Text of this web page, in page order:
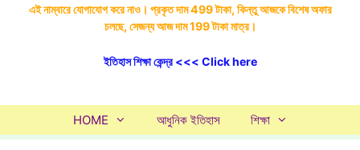
এই নাম্বারে যোগাযোগ করে নাও। প্রকৃত দাম 499 টাকা, কিন্তু আজকে বিশেষ অফার
চলছে, সেজন্য আজ দাম 199 টাকা মাত্র।
ইতিহাস শিক্ষা কেন্দ্র <<< Click here
HOME আধুনিক ইতিহাস শিক্ষা